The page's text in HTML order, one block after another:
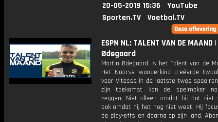
20-05-2019 15:36
YouTube
Sporten.TV
Voetbal.TV
ESPN NL: TALENT VAN DE
Ødegaard
Martin Ødegaard is het Talent van de
Het Noorse wonderkind creëerde
voor Vitesse in de laatste twee
zijn toekomst kan de spelmaker
zeggen. Niet alleen omdat hij dat niet
ook omdat hij het nog niet weet. Hij
de play-offs en daarna op zijn land.